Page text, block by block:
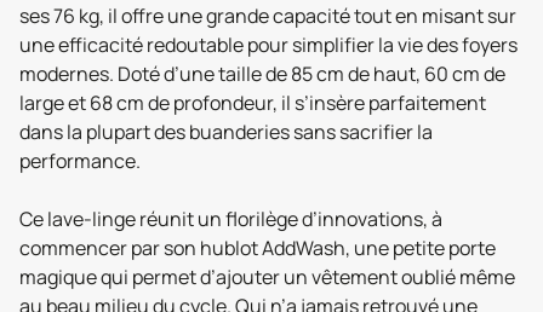
ses 76 kg, il offre une grande capacité tout en misant sur
une efficacité redoutable pour simplifier la vie des foyers
modernes. Doté d’une taille de 85 cm de haut, 60 cm de
large et 68 cm de profondeur, il s’insère parfaitement
dans la plupart des buanderies sans sacrifier la
performance.
Ce lave-linge réunit un florilège d’innovations, à
commencer par son hublot AddWash, une petite porte
magique qui permet d’ajouter un vêtement oublié même
au beau milieu du cycle. Qui n’a jamais retrouvé une